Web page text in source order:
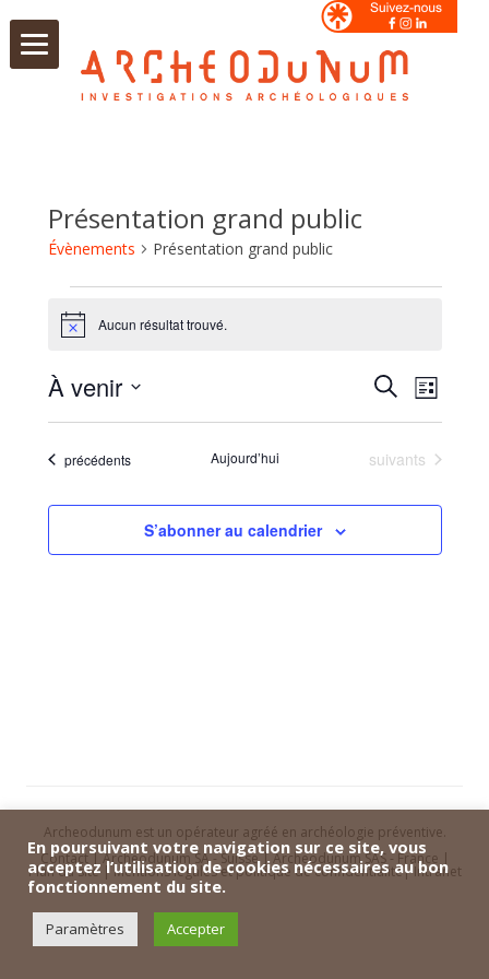
Présentation grand public
Évènements Présentation grand public
Évènements
Notice Aucun résultat trouvé.
Recherche
et
de
Évènements
Recherche
de
Liste
À venir
une
Évènements
précédents Aujourd’hui Évènements
suivants
S’abonner au calendrier
Archeodunum est un opérateur agréé en archéologie préventive.
Contact|Archeodunum SA - Suisse|Archeodunum SAS - France |
Plan du site |Mentions légales et politique de confidentialité|Intranet
En poursuivant votre navigation sur ce site, vous
acceptez l’utilisation de cookies nécessaires au bon
fonctionnement du site.
Paramètres Accepter